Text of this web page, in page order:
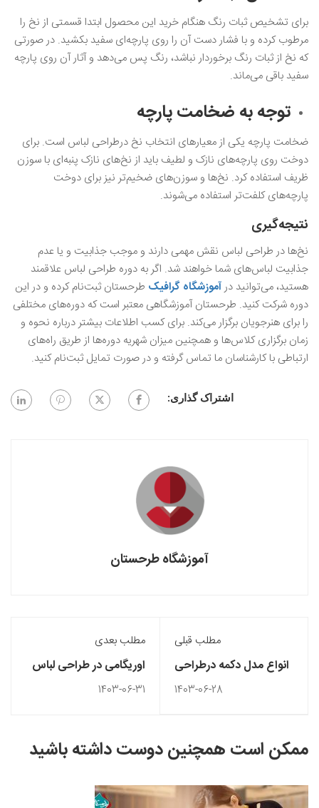
برای تشخیص ثبات رنگ هنگام خرید این محصول ابتدا قسمتی از نخ را
مرطوب کرده و با فشار دست آن را روی پارچه‌ای سفید بکشید. در صورتی
که نخ از ثبات رنگ برخوردار نباشد، رنگ پس می‌دهد و آثار آن روی پارچه
سفید باقی می‌ماند.
توجه به ضخامت پارچه
ضخامت پارچه یکی از معیارهای انتخاب نخ درطراحی لباس است. برای
دوخت‌ روی پارچه‌های نازک و لطیف باید از نخ‌های نازک پنبه‌ای با سوزن
ظریف استفاده کرد. نخ‌ها و سوزن‌های ضخیم‌تر نیز برای دوخت
پارچه‌های کلفت‌تر استفاده می‌شوند.
نتیجه‌گیری
نخ‌ها در طراحی لباس نقش مهمی دارند و موجب جذابیت و یا عدم
جذابیت لباس‌های شما خواهند شد. اگر به دوره طراحی لباس علاقمند
هستید، می‌توانید درآموزشگاه گرافیک طرحستان ثبت‌نام کرده و در این
دوره شرکت کنید. طرحستان آموزشگاهی معتبر است که دوره‌های مختلفی
را برای هنرجویان برگزار می‌کند. برای کسب اطلاعات بیشتر درباره نحوه و
زمان برگزاری کلاس‌ها و همچنین میزان شهریه دوره‌ها از طریق راه‌های
ارتباطی با کارشناسان ما تماس گرفته و در صورت تمایل ثبت‌نام کنید.
اشتراک گذاری:
آموزشگاه طرحستان
مطلب قبلی
انواع مدل دکمه درطراحی
لباس مد
1403-06-28
مطلب بعدی
اوریگامی در طراحی لباس
1403-06-31
ممکن است همچنین دوست داشته باشید